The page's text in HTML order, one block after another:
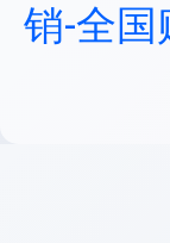
销-全国